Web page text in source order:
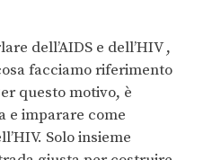
dell’AIDS e dell’HIV ,
facciamo riferimento
questo motivo, è
e imparare come
Solo insieme